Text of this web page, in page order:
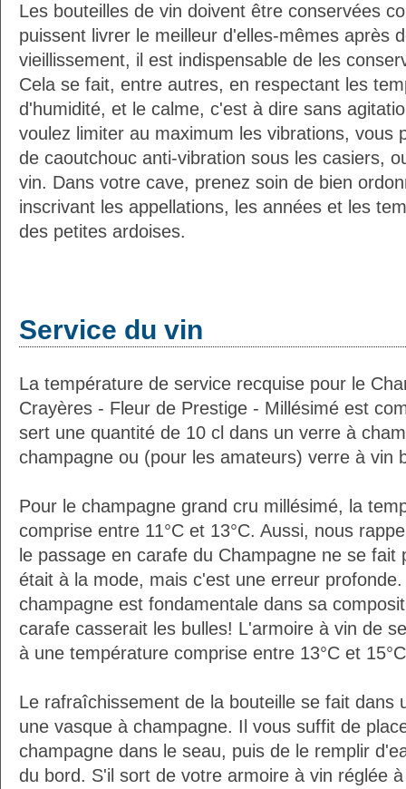
Les bouteilles de vin doivent être conservées
puissent livrer le meilleur d'elles-mêmes après
vieillissement, il est indispensable de les
Cela se fait, entre autres, en respectant les
d'humidité, et le calme, c'est à dire sans
voulez limiter au maximum les vibrations, vous
de caoutchouc anti-vibration sous les casiers,
vin. Dans votre cave, prenez soin de bien
inscrivant les appellations, les années et les
des petites ardoises.
Service du vin
La température de service recquise pour le
Crayères - Fleur de Prestige - Millésimé est
sert une quantité de 10 cl dans un verre à
champagne ou (pour les amateurs) verre à vin
Pour le champagne grand cru millésimé, la
comprise entre 11°C et 13°C. Aussi, nous
le passage en carafe du Champagne ne se
était à la mode, mais c'est une erreur
champagne est fondamentale dans sa
carafe casserait les bulles! L'armoire à vin de
à une température comprise entre 13°C et
Le rafraîchissement de la bouteille se fait dans
une vasque à champagne. Il vous suffit de
champagne dans le seau, puis de le remplir
du bord. S'il sort de votre armoire à vin réglée